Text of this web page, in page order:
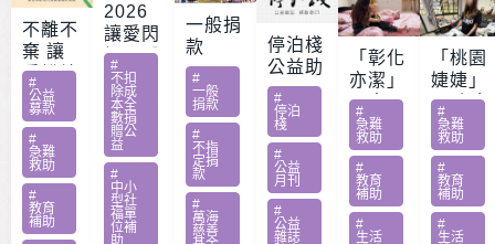
不離不
棄 讓
愛繼續
– 急難
家庭扶
助專案
#
公益
募款
#
急難
救助
#
教育
補助
2026
讓愛閃
耀 – 公
益服務
方案補
助專案
勸募活
動指定
捐款
#
不扣
除成
本全
數捐
贈公
益
#
中小
型社
福單
位補
助
一般捐
款
#
一般
捐款
#
不指
定捐
款
#
萬海
慈善
停泊棧
公益助
印
#
停泊
棧
#
公益
月刊
#
公益
雜誌
「彰化
亦潔」
男童骨
肉癌截
肢化療
受暴單
親媽照
顧陷困
#
急難
救助
#
教育
補助
#
生活
「桃園
婕婕」
20歲女
罹肺部
罕病
父兼多
份工愁
醫費
#
急難
救助
#
教育
補助
#
生活